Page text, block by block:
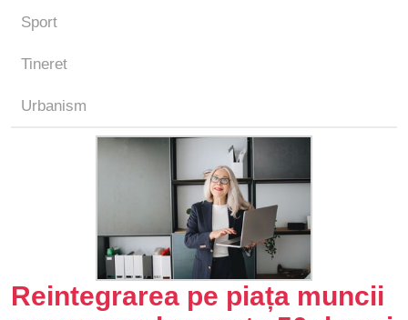
Sport
Tineret
Urbanism
Reintegrarea pe piața muncii